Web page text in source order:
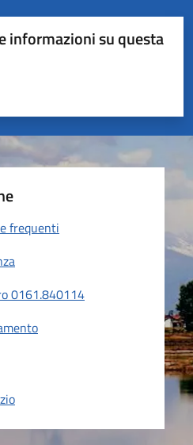
informazioni su questa
su 5
5
frequenti
0161.840114